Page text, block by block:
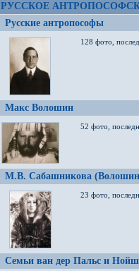
РУССКОЕ
Русские антропософы
128 фото,
Макс Волошин
52 фото,
М.В. Сабашникова
23 фото,
Семьи ван дер Пальс и